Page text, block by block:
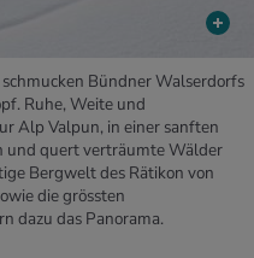
Bündner Walserdorfs
Ruhe, Weite und
Alp Valpun, in einer sanften
und quert verträumte Wälder
Bergwelt des Rätikon von
die grössten
dazu das Panorama.